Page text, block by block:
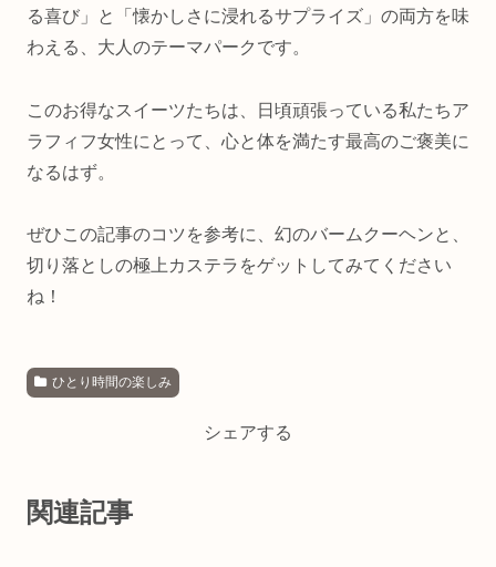
る喜び」と「懐かしさに浸れるサプライズ」の両方を味
わえる、大人のテーマパークです。
このお得なスイーツたちは、日頃頑張っている私たちア
ラフィフ女性にとって、心と体を満たす最高のご褒美に
なるはず。
ぜひこの記事のコツを参考に、幻のバームクーヘンと、
切り落としの極上カステラをゲットしてみてください
ね！
ひとり時間の楽しみ
シェアする
関連記事